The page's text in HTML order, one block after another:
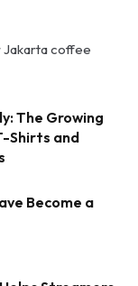
Jakarta coffee
The Growing
Shirts and
Become a